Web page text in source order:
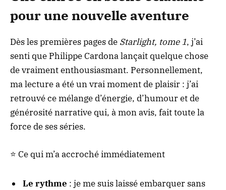
pour une nouvelle aventure
Dès les premières pages de Starlight, tome 1, j’ai
senti que Philippe Cardona lançait quelque chose
de vraiment enthousiasmant. Personnellement,
ma lecture a été un vrai moment de plaisir : j’ai
retrouvé ce mélange d’énergie, d’humour et de
générosité narrative qui, à mon avis, fait toute la
force de ses séries.
⭐ Ce qui m’a accroché immédiatement
Le rythme : je me suis laissé embarquer sans